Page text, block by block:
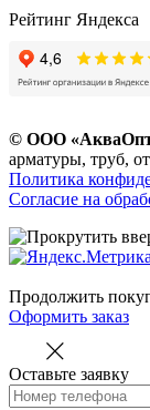
Рейтинг Яндекса
© ООО
арматуры, труб,
Политика
Согласие на
Продолжить
Оформить заказ
Оставьте заявку